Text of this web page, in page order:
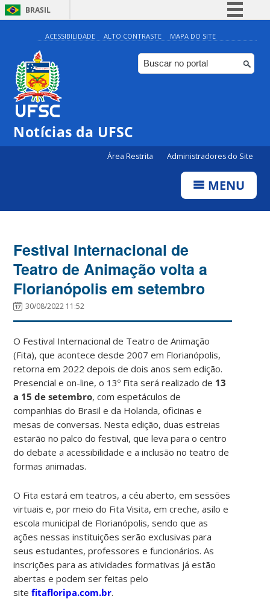
BRASIL
Simplifique!
Comunica BR
Participe
ACESSIBILIDADE ALTO CONTRASTE MAPA DO SITE
Notícias da UFSC
Área Restrita Administradores do Site
MENU
Festival Internacional de
Teatro de Animação volta a
Florianópolis em setembro
30/08/2022 11:52
O Festival Internacional de Teatro de Animação
(Fita), que acontece desde 2007 em Florianópolis,
retorna em 2022 depois de dois anos sem edição.
Presencial e on-line, o 13º Fita será realizado de 13
a 15 de setembro, com espetáculos de
companhias do Brasil e da Holanda, oficinas e
mesas de conversas. Nesta edição, duas estreias
estarão no palco do festival, que leva para o centro
do debate a acessibilidade e a inclusão no teatro de
formas animadas.
O Fita estará em teatros, a céu aberto, em sessões
virtuais e, por meio do Fita Visita, em creche, asilo e
escola municipal de Florianópolis, sendo que as
ações nessas instituições serão exclusivas para
seus estudantes, professores e funcionários. As
inscrições para as atividades formativas já estão
abertas e podem ser feitas pelo
sitefitafloripa.com.br.